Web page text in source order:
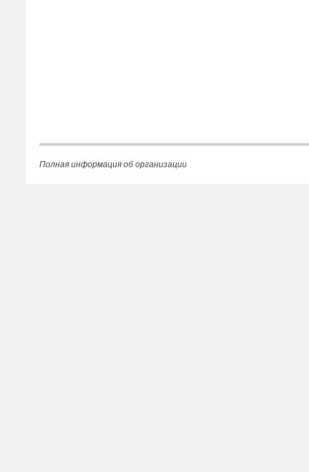
Полная информация об организации